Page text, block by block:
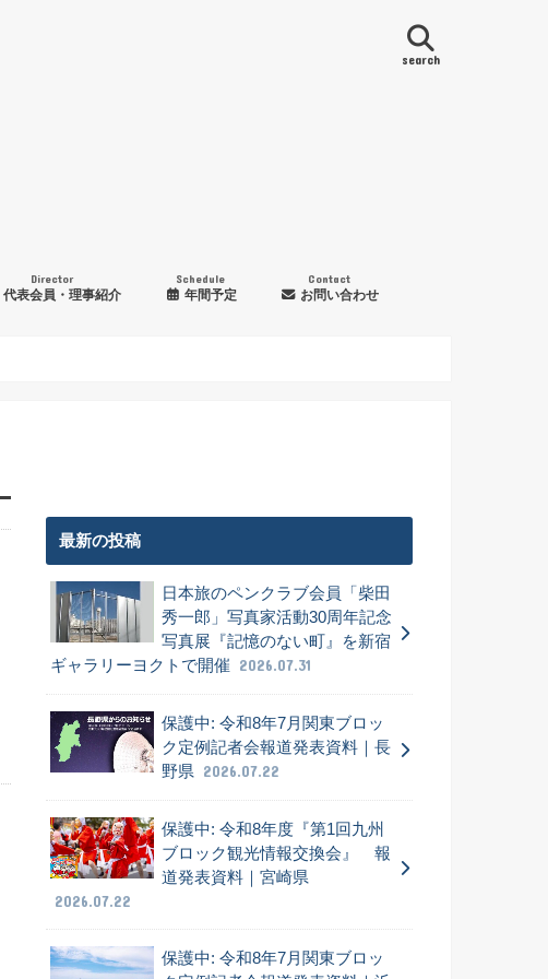
search
Director
代表会員・理事紹介
Schedule
年間予定
Contact
お問い合わせ
最新の投稿
日本旅のペンクラブ会員「柴田
秀一郎」写真家活動30周年記念
写真展『記憶のない町』を新宿
ギャラリーヨクトで開催
2026.07.31
保護中: 令和8年7月関東ブロッ
ク定例記者会報道発表資料｜長
野県
2026.07.22
保護中: 令和8年度『第1回九州
ブロック観光情報交換会』 報
道発表資料｜宮崎県
2026.07.22
保護中: 令和8年7月関東ブロッ